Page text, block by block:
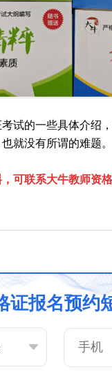
试的一些具体介绍
就没有所谓的难题。
可联系大牛教师资
证报名预约